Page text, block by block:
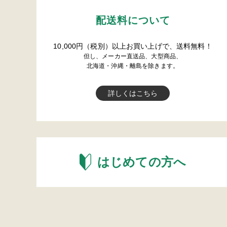
配送料について
10,000円（税別）以上お買い上げで、送料無料！
但し、メーカー直送品、大型商品、
北海道・沖縄・離島を除きます。
詳しくはこちら
はじめての方へ